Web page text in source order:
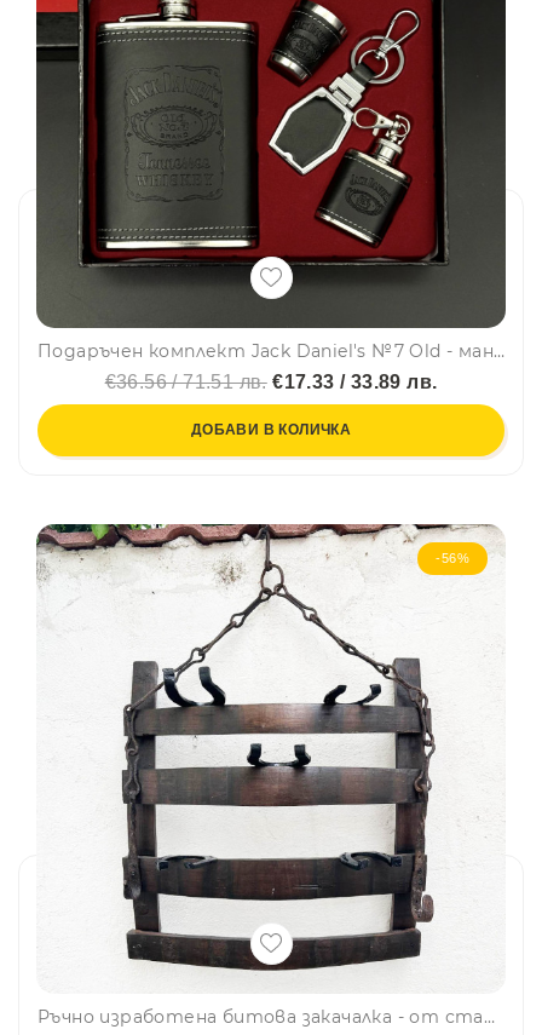
Подаръчен комплект Jack Daniel's №7 Old - манерка, мини манерка, ключодържател, чашка, #2018-2
€36.56 / 71.51 лв.€17.33 / 33.89 лв.
ДОБАВИ В КОЛИЧКА
-56%
Ръчно изработена битова закачалка - от старо буре, подкови и верига от волски впряг, последни 2 броя